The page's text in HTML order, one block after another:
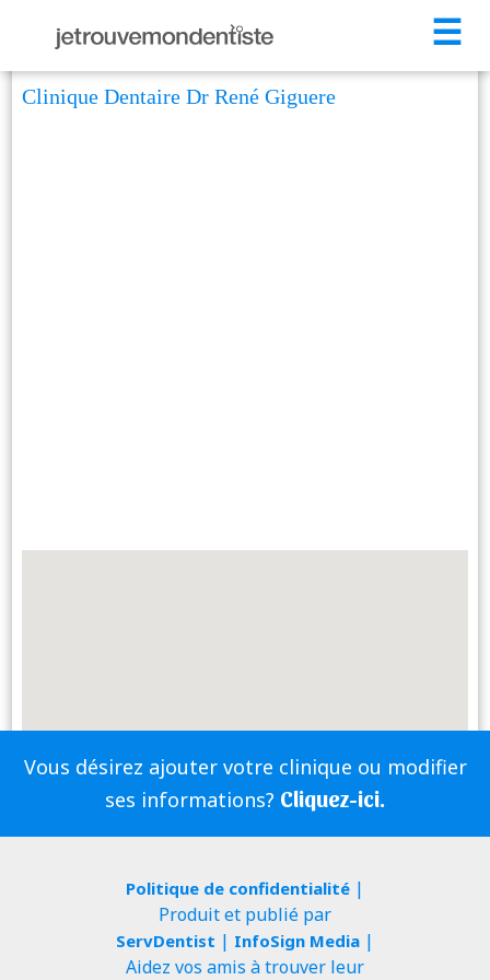
☰
Clinique Dentaire Dr René Giguere
Vous désirez ajouter votre clinique ou modifier
ses informations? Cliquez-ici.
Politique de confidentialité|
Produit et publié par
ServDentist | InfoSign Media|
Aidez vos amis à trouver leur